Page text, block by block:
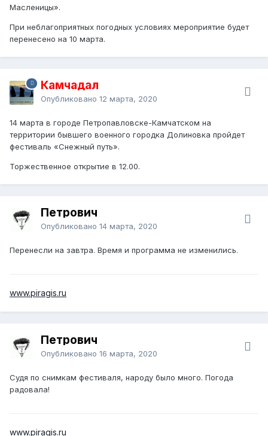
Масленицы».
При неблагоприятных погодных условиях мероприятие будет
перенесено на 10 марта.
Камчадал
Опубликовано 12 марта, 2020
14 марта в городе Петропавловске-Камчатском на
территории бывшего военного городка Долиновка пройдет
фестиваль «Снежный путь».
Торжественное открытие в 12.00.
Петрович
Опубликовано 14 марта, 2020
Перенесли на завтра. Время и программа не изменились.
www.piragis.ru
Петрович
Опубликовано 16 марта, 2020
Судя по снимкам фестиваля, народу было много. Погода
радовала!
www.piragis.ru